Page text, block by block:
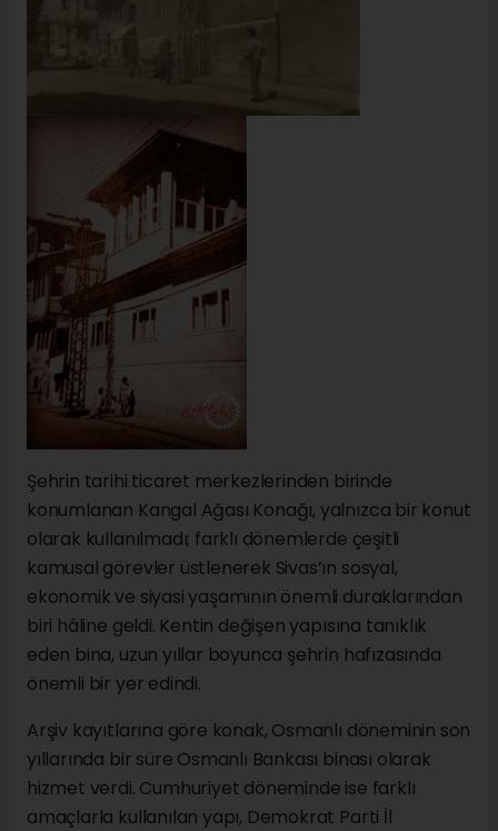
Şehrin tarihi ticaret merkezlerinden birinde
konumlanan Kangal Ağası Konağı, yalnızca bir konut
olarak kullanılmadı; farklı dönemlerde çeşitli
kamusal görevler üstlenerek Sivas’ın sosyal,
ekonomik ve siyasi yaşamının önemli duraklarından
biri hâline geldi. Kentin değişen yapısına tanıklık
eden bina, uzun yıllar boyunca şehrin hafızasında
önemli bir yer edindi.
Arşiv kayıtlarına göre konak, Osmanlı döneminin son
yıllarında bir süre Osmanlı Bankası binası olarak
hizmet verdi. Cumhuriyet döneminde ise farklı
amaçlarla kullanılan yapı, Demokrat Parti İl